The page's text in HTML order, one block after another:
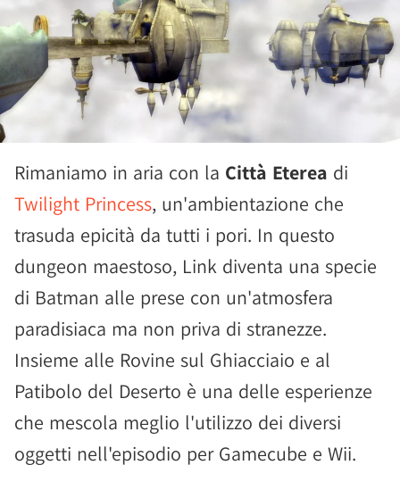
Rimaniamo in aria con la Città Eterea di
Twilight Princess, un'ambientazione che
trasuda epicità da tutti i pori. In questo
dungeon maestoso, Link diventa una specie
di Batman alle prese con un'atmosfera
paradisiaca ma non priva di stranezze.
Insieme alle Rovine sul Ghiacciaio e al
Patibolo del Deserto è una delle esperienze
che mescola meglio l'utilizzo dei diversi
oggetti nell'episodio per Gamecube e Wii.